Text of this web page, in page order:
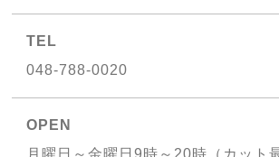
COUPON
ORIGINAL
OPEN : 月曜日～金曜日9時～20時（カット
TEL
048-788-0020
OPEN
月曜日～金曜日9時～20時（カット